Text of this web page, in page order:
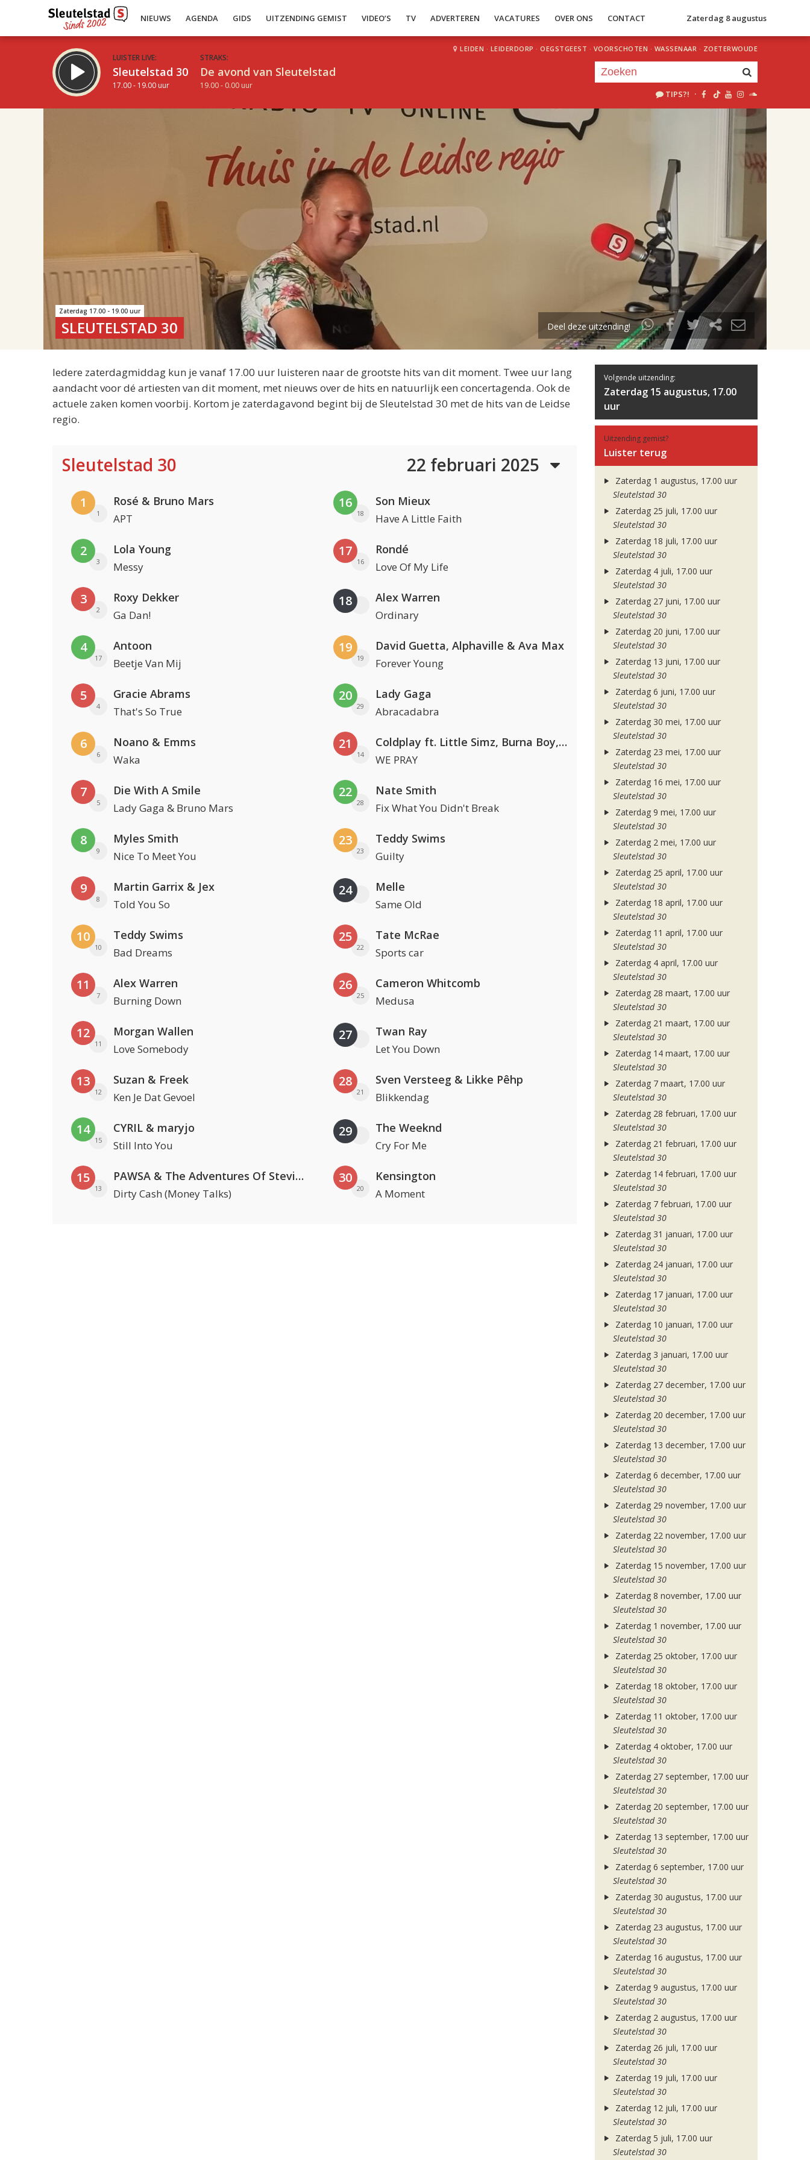
NIEUWS AGENDA GIDS UITZENDING GEMIST VIDEO’S TV ADVERTEREN VACATURES OVER ONS CONTACT Zaterdag 8 augustus
LUISTER LIVE:
Sleutelstad 30
17.00 - 19.00 uur
STRAKS:
De avond van Sleutelstad
19.00 - 0.00 uur
LEIDEN · LEIDERDORP · OEGSTGEEST · VOORSCHOTEN · WASSENAAR · ZOETERWOUDE
TIPS?! ·
uur 1 van 2
Volgend uur
Zaterdag 17.00 - 19.00 uur
SLEUTELSTAD 30 Deel deze uitzending!
Iedere zaterdagmiddag kun je vanaf 17.00 uur luisteren naar de grootste hits van dit moment. Twee uur lang
aandacht voor dé artiesten van dit moment, met nieuws over de hits en natuurlijk een concertagenda. Ook de
actuele zaken komen voorbij. Kortom je zaterdagavond begint bij de Sleutelstad 30 met de hits van de Leidse
regio.
Sleutelstad 30 22 februari 2025
1
1
Rosé & Bruno Mars
APT
2
3
Lola Young
Messy
3
2
Roxy Dekker
Ga Dan!
4
17
Antoon
Beetje Van Mij
5
4
Gracie Abrams
That's So True
6
6
Noano & Emms
Waka
7
5
Die With A Smile
Lady Gaga & Bruno Mars
8
9
Myles Smith
Nice To Meet You
9
8
Martin Garrix & Jex
Told You So
10
10
Teddy Swims
Bad Dreams
11
7
Alex Warren
Burning Down
12
11
Morgan Wallen
Love Somebody
13
12
Suzan & Freek
Ken Je Dat Gevoel
14
15
CYRIL & maryjo
Still Into You
15
13
PAWSA & The Adventures Of Stevie V
Dirty Cash (Money Talks)
16
18
Son Mieux
Have A Little Faith
17
16
Rondé
Love Of My Life
18 Alex Warren
Ordinary
19
19
David Guetta, Alphaville & Ava Max
Forever Young
20
29
Lady Gaga
Abracadabra
21
14
Coldplay ft. Little Simz, Burna Boy, Elyanna & Tini
WE PRAY
22
28
Nate Smith
Fix What You Didn't Break
23
23
Teddy Swims
Guilty
24 Melle
Same Old
25
22
Tate McRae
Sports car
26
25
Cameron Whitcomb
Medusa
27 Twan Ray
Let You Down
28
21
Sven Versteeg & Likke Pêhp
Blikkendag
29 The Weeknd
Cry For Me
30
20
Kensington
A Moment
Volgende uitzending:
Zaterdag 15 augustus, 17.00
uur
Uitzending gemist?
Luister terug
Zaterdag 1 augustus, 17.00 uur
Sleutelstad 30
Zaterdag 25 juli, 17.00 uur
Sleutelstad 30
Zaterdag 18 juli, 17.00 uur
Sleutelstad 30
Zaterdag 4 juli, 17.00 uur
Sleutelstad 30
Zaterdag 27 juni, 17.00 uur
Sleutelstad 30
Zaterdag 20 juni, 17.00 uur
Sleutelstad 30
Zaterdag 13 juni, 17.00 uur
Sleutelstad 30
Zaterdag 6 juni, 17.00 uur
Sleutelstad 30
Zaterdag 30 mei, 17.00 uur
Sleutelstad 30
Zaterdag 23 mei, 17.00 uur
Sleutelstad 30
Zaterdag 16 mei, 17.00 uur
Sleutelstad 30
Zaterdag 9 mei, 17.00 uur
Sleutelstad 30
Zaterdag 2 mei, 17.00 uur
Sleutelstad 30
Zaterdag 25 april, 17.00 uur
Sleutelstad 30
Zaterdag 18 april, 17.00 uur
Sleutelstad 30
Zaterdag 11 april, 17.00 uur
Sleutelstad 30
Zaterdag 4 april, 17.00 uur
Sleutelstad 30
Zaterdag 28 maart, 17.00 uur
Sleutelstad 30
Zaterdag 21 maart, 17.00 uur
Sleutelstad 30
Zaterdag 14 maart, 17.00 uur
Sleutelstad 30
Zaterdag 7 maart, 17.00 uur
Sleutelstad 30
Zaterdag 28 februari, 17.00 uur
Sleutelstad 30
Zaterdag 21 februari, 17.00 uur
Sleutelstad 30
Zaterdag 14 februari, 17.00 uur
Sleutelstad 30
Zaterdag 7 februari, 17.00 uur
Sleutelstad 30
Zaterdag 31 januari, 17.00 uur
Sleutelstad 30
Zaterdag 24 januari, 17.00 uur
Sleutelstad 30
Zaterdag 17 januari, 17.00 uur
Sleutelstad 30
Zaterdag 10 januari, 17.00 uur
Sleutelstad 30
Zaterdag 3 januari, 17.00 uur
Sleutelstad 30
Zaterdag 27 december, 17.00 uur
Sleutelstad 30
Zaterdag 20 december, 17.00 uur
Sleutelstad 30
Zaterdag 13 december, 17.00 uur
Sleutelstad 30
Zaterdag 6 december, 17.00 uur
Sleutelstad 30
Zaterdag 29 november, 17.00 uur
Sleutelstad 30
Zaterdag 22 november, 17.00 uur
Sleutelstad 30
Zaterdag 15 november, 17.00 uur
Sleutelstad 30
Zaterdag 8 november, 17.00 uur
Sleutelstad 30
Zaterdag 1 november, 17.00 uur
Sleutelstad 30
Zaterdag 25 oktober, 17.00 uur
Sleutelstad 30
Zaterdag 18 oktober, 17.00 uur
Sleutelstad 30
Zaterdag 11 oktober, 17.00 uur
Sleutelstad 30
Zaterdag 4 oktober, 17.00 uur
Sleutelstad 30
Zaterdag 27 september, 17.00 uur
Sleutelstad 30
Zaterdag 20 september, 17.00 uur
Sleutelstad 30
Zaterdag 13 september, 17.00 uur
Sleutelstad 30
Zaterdag 6 september, 17.00 uur
Sleutelstad 30
Zaterdag 30 augustus, 17.00 uur
Sleutelstad 30
Zaterdag 23 augustus, 17.00 uur
Sleutelstad 30
Zaterdag 16 augustus, 17.00 uur
Sleutelstad 30
Zaterdag 9 augustus, 17.00 uur
Sleutelstad 30
Zaterdag 2 augustus, 17.00 uur
Sleutelstad 30
Zaterdag 26 juli, 17.00 uur
Sleutelstad 30
Zaterdag 19 juli, 17.00 uur
Sleutelstad 30
Zaterdag 12 juli, 17.00 uur
Sleutelstad 30
Zaterdag 5 juli, 17.00 uur
Sleutelstad 30